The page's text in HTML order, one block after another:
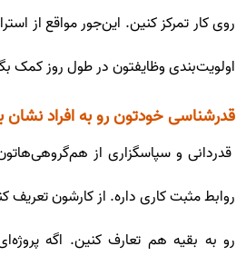
روی کار تمرکز کنین. این‌جور مواقع از
اولویت‌بندی وظایفتون در طول روز کمک
قدرشناسی خودتون رو به افراد نشان
قدردانی و سپاسگزاری از
روابط مثبت کاری داره. از کارشون تعریف
رو به بقیه هم تعارف کنین. اگه